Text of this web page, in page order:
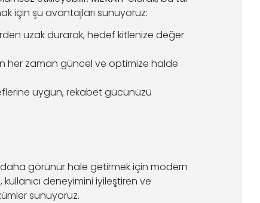
için şu avantajları sunuyoruz:
uzak durarak, hedef kitlenize değer
her zaman güncel ve optimize halde
uygun, rekabet gücünüzü
görünür hale getirmek için modern
kullanıcı deneyimini iyileştiren ve
sunuyoruz.